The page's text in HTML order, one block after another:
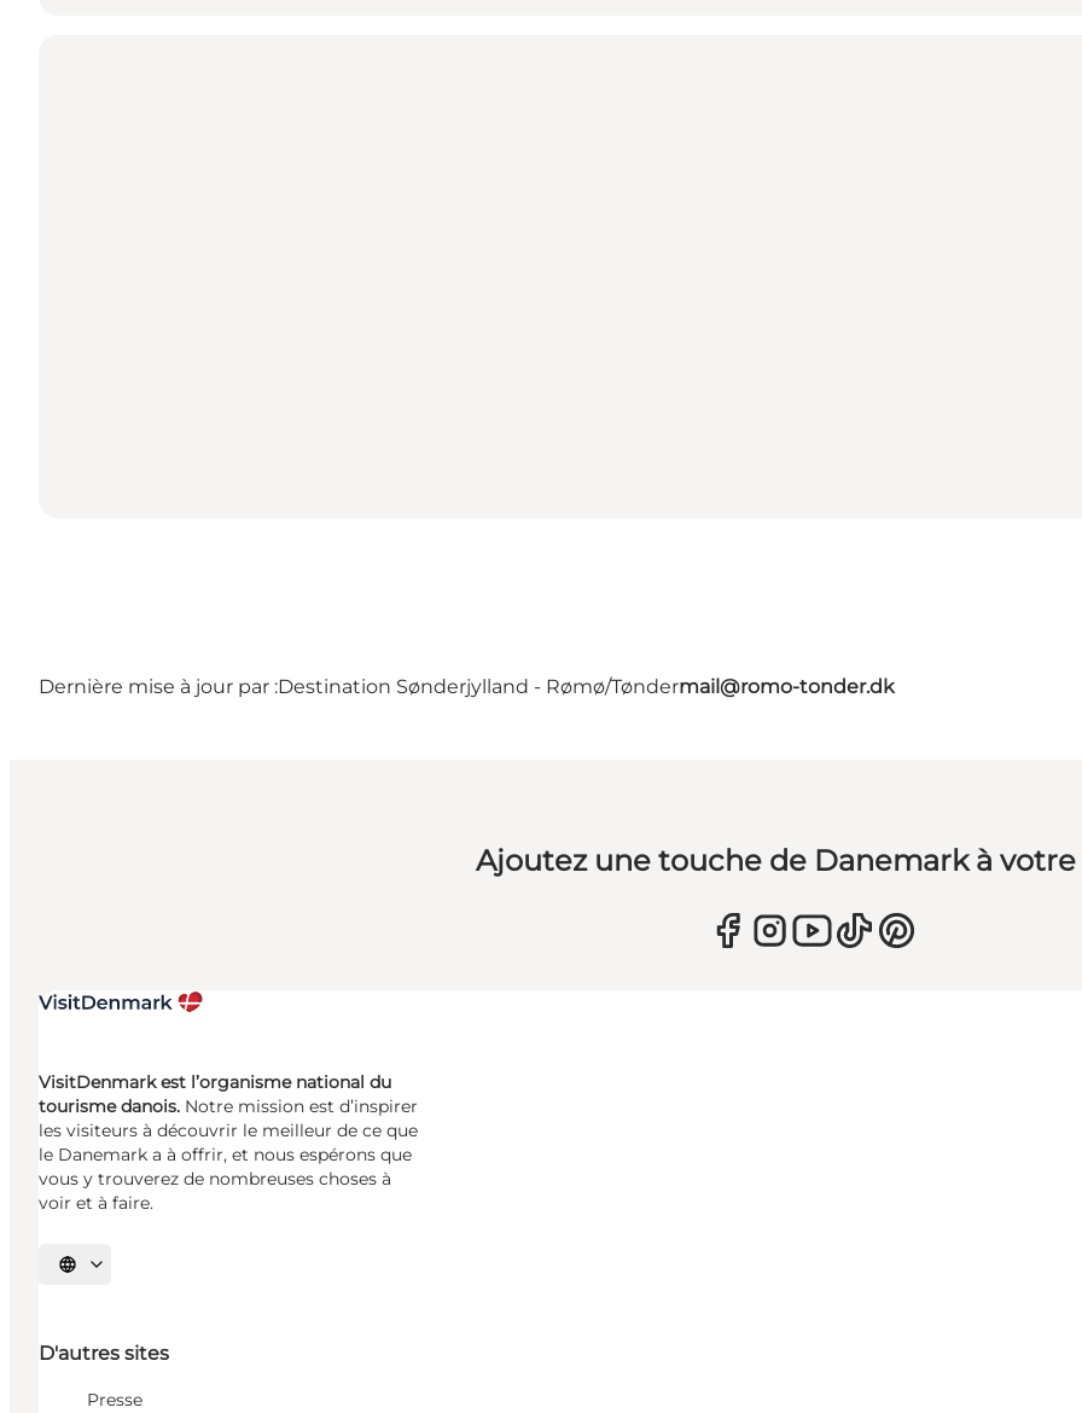
Dernière mise à jour par :Destination Sønderjylland - Rømø/Tøndermail@romo-tonder.dk
Ajoutez une touche de Danemark à
VisitDenmark est l’organisme national du
tourisme danois. Notre mission est d’inspirer
les visiteurs à découvrir le meilleur de ce que
le Danemark a à offrir, et nous espérons que
vous y trouverez de nombreuses choses à
voir et à faire.
Choisissez la langue
D'autres sites
Presse